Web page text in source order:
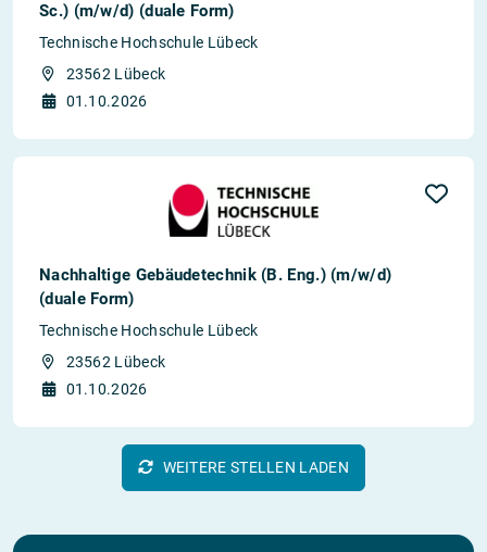
Sc.) (m/w/d) (duale Form)
Technische Hochschule Lübeck
23562 Lübeck
01.10.2026
Nachhaltige Gebäudetechnik (B. Eng.) (m/w/d)
(duale Form)
Technische Hochschule Lübeck
23562 Lübeck
01.10.2026
WEITERE STELLEN LADEN